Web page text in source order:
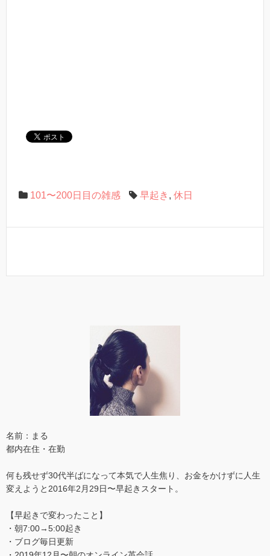
101〜200日目の雑感 早起き , 休日
名前：まる
都内在住・在勤
何も残せず30代半ばになって本気で人生焦り、お金をかけずに人生
変えようと2016年2月29日〜早起きスタート。
【早起きで変わったこと】
・朝7:00→5:00起き
・ブログ毎日更新